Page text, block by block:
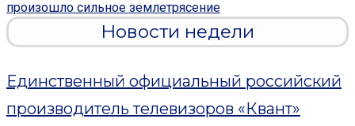
произошло сильное землетрясение
Новости недели
Единственный официальный российский
производитель телевизоров «Квант»